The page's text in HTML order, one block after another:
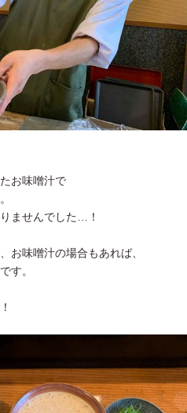
お味噌汁で
ませんでした…！
お味噌汁の場合もあれば、
す。